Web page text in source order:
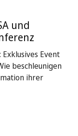
und
Event
beschleunigen
ihrer